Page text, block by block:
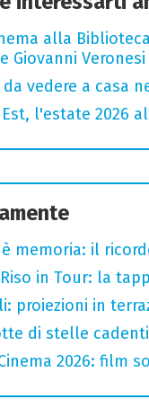
alla
Giovanni Veronesi
vedere a casa
l'estate 2026
memoria: il
in Tour: la
proiezioni in
di stelle
2026: film